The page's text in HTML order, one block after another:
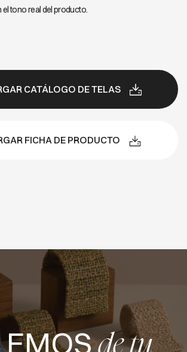
tono real del producto.
CATÁLOGO DE TELAS
FICHA DE PRODUCTO
de tu